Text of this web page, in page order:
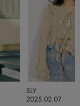
2025.02.07
SLY